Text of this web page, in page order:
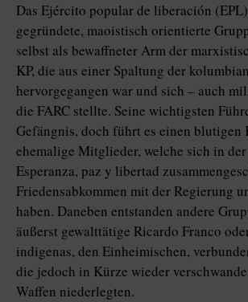
Das Ejército popular de liberación
gegründete, maoistisch orientierte
selbst als bewaffneter Arm der
KP, die aus einer Spaltung der
hervorgegangen war und sich – auch
die FARC stellte. Seine wichtigsten
Gefängnis, doch führt es einen blutigen
ehemalige Mitglieder, welche sich in
Esperanza, paz y libertad
Friedensabkommen mit der Regierung
haben. Daneben entstanden andere
äußerst gewalttätige Ricardo Franco
indigenas, den Einheimischen,
die jedoch in Kürze wieder
Waffen niederlegten.